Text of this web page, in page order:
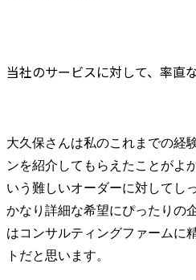
当社のサービスに対して、率直
大久保さんは私のこれまでの経
ンを紹介してもらえたことがよ
いう難しいオーダーに対してし
かなり詳細な希望にぴったりの
はコンサルティングファームに
トだと思います。